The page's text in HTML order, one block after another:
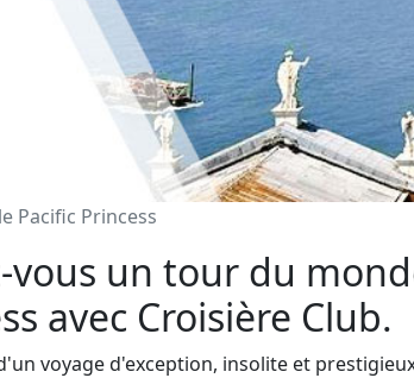
Pacific Princess
vous un tour du
avec Croisière Club.
voyage d'exception, insolite et